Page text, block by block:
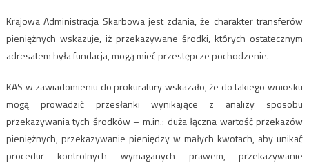
Krajowa Administracja Skarbowa jest zdania, że charakter transferów
pieniężnych wskazuje, iż przekazywane środki, których ostatecznym
adresatem była fundacja, mogą mieć przestępcze pochodzenie.
KAS w zawiadomieniu do prokuratury wskazało, że do takiego wniosku
mogą prowadzić przesłanki wynikające z analizy sposobu
przekazywania tych środków – m.in.: duża łączna wartość przekazów
pieniężnych, przekazywanie pieniędzy w małych kwotach, aby unikać
procedur kontrolnych wymaganych prawem, przekazywanie